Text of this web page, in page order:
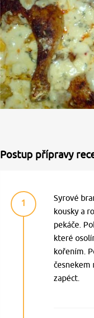
Postup přípravy
1
Syrové
kousky a
pekáče.
které
kořením.
česnekem
zapéct.